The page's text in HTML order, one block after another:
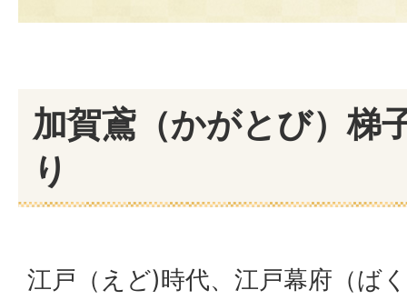
加賀鳶（かがとび）梯
り
江戸（えど)時代、江戸幕府（ば